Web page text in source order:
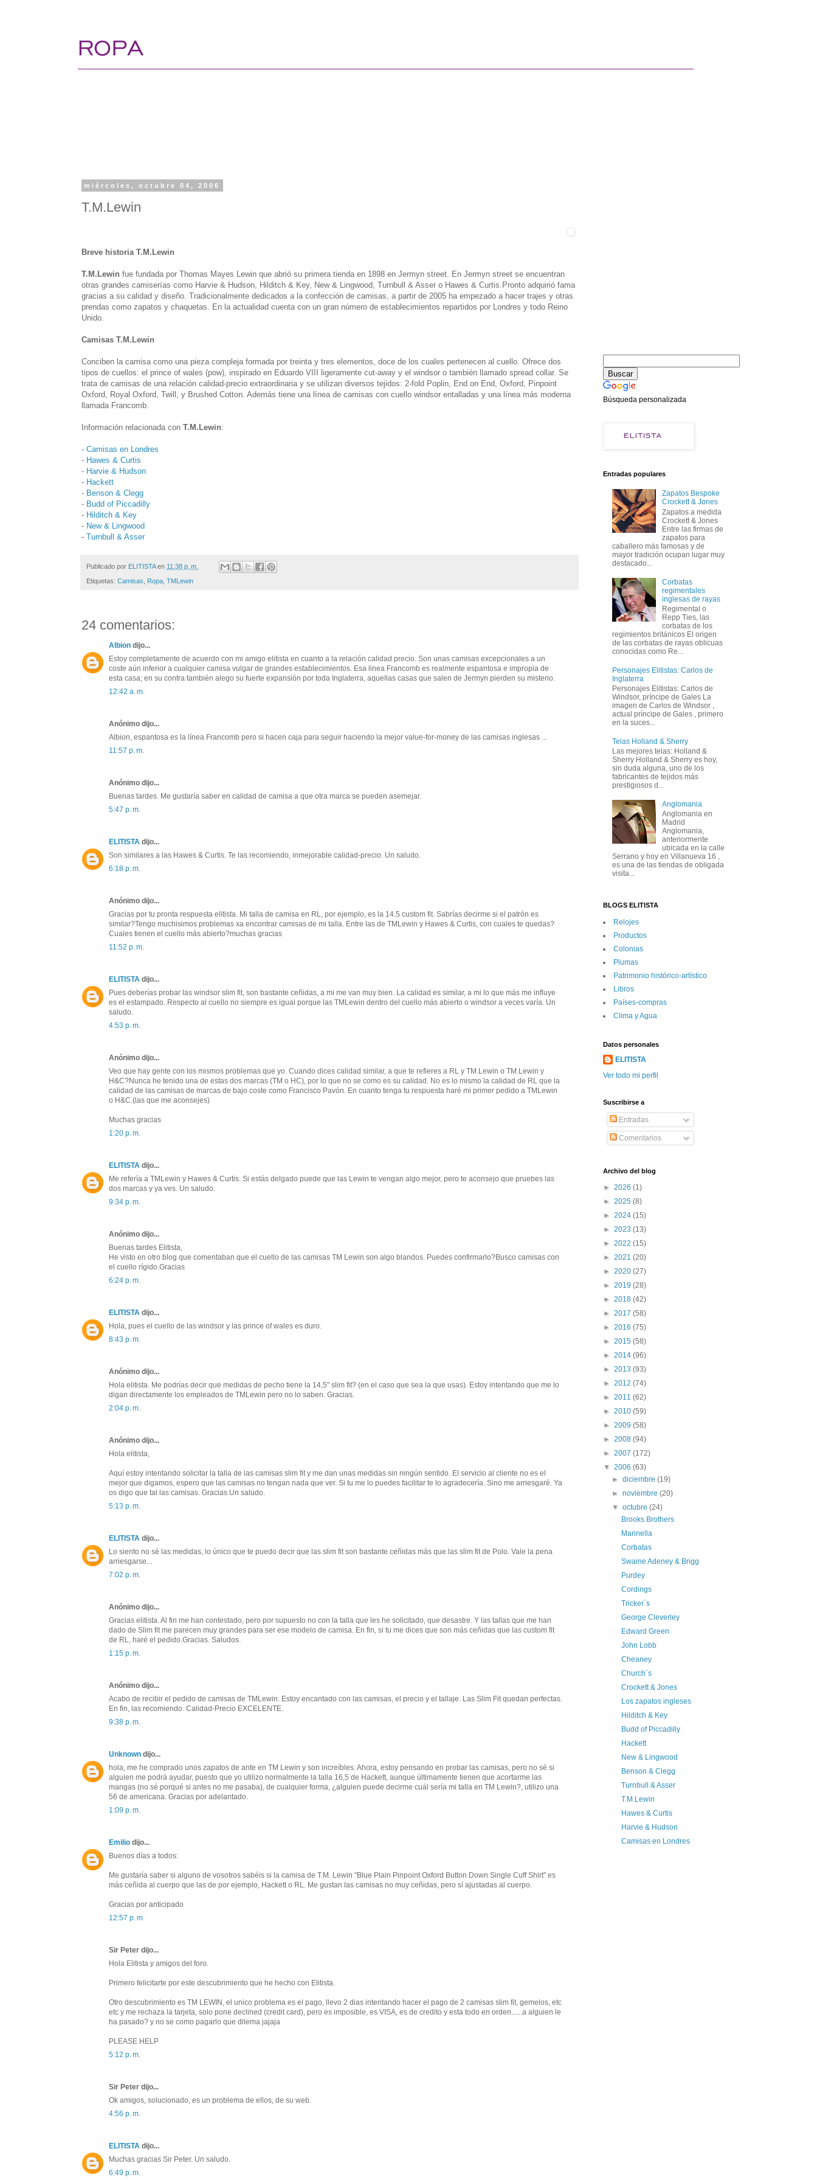
miércoles, octubre 04, 2006
T.M.Lewin
Breve historia T.M.Lewin
T.M.Lewin fue fundada por Thomas Mayes Lewin que abrió su primera tienda en 1898 en Jermyn street. En Jermyn street se encuentran
otras grandes camiserías como Harvie & Hudson, Hilditch & Key, New & Lingwood, Turnbull & Asser o Hawes & Curtis.Pronto adquirió fama
gracias a su calidad y diseño. Tradicionalmente dedicados a la confección de camisas, a partir de 2005 ha empezado a hacer trajes y otras
prendas como zapatos y chaquetas. En la actualidad cuenta con un gran número de establecimientos repartidos por Londres y todo Reino
Unido.
Camisas T.M.Lewin
Conciben la camisa como una pieza compleja formada por treinta y tres elementos, doce de los cuales pertenecen al cuello. Ofrece dos
tipos de cuellos: el prince of wales (pow), inspirado en Eduardo VIII ligeramente cut-away y el windsor o también llamado spread collar. Se
trata de camisas de una relación calidad-precio extraordinaria y se utilizan diversos tejidos: 2-fold Poplin, End on End, Oxford, Pinpoint
Oxford, Royal Oxford, Twill, y Brushed Cotton. Además tiene una línea de camisas con cuello windsor entalladas y una línea más moderna
llamada Francomb.
Información relacionada con T.M.Lewin:
- Camisas en Londres
- Hawes & Curtis
- Harvie & Hudson
- Hackett
- Benson & Clegg
- Budd of Piccadilly
- Hilditch & Key
- New & Lingwood
- Turnbull & Asser
Publicado por ELITISTA en 11:38 p. m.
Etiquetas: Camisas Ropa TMLewin
24 comentarios:
Albion dijo...
Estoy completamente de acuerdo con mi amigo elitista en cuanto a la relación calidad precio. Son unas camisas excepcionales a un
coste aún inferior a cualquier camisa vulgar de grandes establecimientos. Esa linea Francomb es realmente espantosa e impropia de
esta casa; en su contra también alego su fuerte expansión por toda Inglaterra, aquellas casas que salen de Jermyn pierden su misterio.
12:42 a. m.
Anónimo dijo...
Albion, espantosa es la línea Francomb pero si hacen caja para seguir haciendo la mejor value-for-money de las camisas inglesas ...
11:57 p. m.
Anónimo dijo...
Buenas tardes. Me gustaría saber en calidad de camisa a que otra marca se pueden asemejar.
5:47 p. m.
ELITISTA dijo...
Son similares a las Hawes & Curtis. Te las recomiendo, inmejorable calidad-precio. Un saludo.
6:18 p. m.
Anónimo dijo...
Gracias por tu pronta respuesta elitista. Mi talla de camisa en RL, por ejemplo, es la 14.5 custom fit. Sabrías decirme si el patrón es
similar?Tengo muchisimos problemas xa encontrar camisas de mi talla. Entre las de TMLewin y Hawes & Curtis, con cuales te quedas?
Cuales tienen el cuello más abierto?muchas gracias
11:52 p. m.
ELITISTA dijo...
Pues deberías probar las windsor slim fit, son bastante ceñidas, a mi me van muy bien. La calidad es similar, a mi lo que más me influye
es el estampado. Respecto al cuello no siempre es igual porque las TMLewin dentro del cuello más abierto o windsor a veces varía. Un
saludo.
4:53 p. m.
Anónimo dijo...
Veo que hay gente con los mismos problemas que yo. Cuando dices calidad similar, a que te refieres a RL y TM.Lewin o TM.Lewin y
H&C?Nunca he tenido una de estas dos marcas (TM o HC), por lo que no se como es su calidad. No es lo mismo la calidad de RL que la
calidad de las camisas de marcas de bajo coste como Francisco Pavón. En cuanto tenga tu respuesta haré mi primer pedido a TMLewin
o H&C.(las que me aconsejes)
Muchas gracias
1:20 p. m.
ELITISTA dijo...
Me refería a TMLewin y Hawes & Curtis. Si estás delgado puede que las Lewin te vengan algo mejor, pero te aconsejo que pruebes las
dos marcas y ya ves. Un saludo.
9:34 p. m.
Anónimo dijo...
Buenas tardes Elitista,
He visto en otro blog que comentaban que el cuello de las camisas TM Lewin son algo blandos. Puedes confirmarlo?Busco camisas con
el cuello rígido.Gracias
6:24 p. m.
ELITISTA dijo...
Hola, pues el cuello de las windsor y las prince of wales es duro.
8:43 p. m.
Anónimo dijo...
Hola elitista. Me podrías decir que medidas de pecho tiene la 14,5" slim fit? (en el caso que sea la que usas). Estoy intentando que me lo
digan directamente los empleados de TMLewin pero no lo saben. Gracias.
2:04 p. m.
Anónimo dijo...
Hola elitista,
Aquí estoy intentando solicitar la talla de las camisas slim fit y me dan unas medidas sin ningún sentido. El servicio al cliente no es el
mejor que digamos, espero que las camisas no tengan nada que ver. Si tu me lo puedes facilitar te lo agradecería. Sino me arriesgaré. Ya
os digo que tal las camisas. Gracias.Un saludo.
5:13 p. m.
ELITISTA dijo...
Lo siento no sé las medidas, lo único que te puedo decir que las slim fit son bastante ceñidas más que las slim fit de Polo. Vale la pena
arriesgarse...
7:02 p. m.
Anónimo dijo...
Gracias elitista. Al fin me han contestado, pero por supuesto no con la talla que les he solicitado, que desastre. Y las tallas que me han
dado de Slim fit me parecen muy grandes para ser ese modelo de camisa. En fin, si tu me dices que son más ceñidas que las custom fit
de RL, haré el pedido.Gracias. Saludos.
1:15 p. m.
Anónimo dijo...
Acabo de recibir el pedido de camisas de TMLewin. Estoy encantado con las camisas, el precio y el tallaje. Las Slim Fit quedan perfectas.
En fin, las recomiendo. Calidad-Precio EXCELENTE.
9:38 p. m.
Unknown dijo...
hola, me he comprado unos zapatos de ante en TM Lewin y son increíbles. Ahora, estoy pensando en probar las camisas, pero no sé si
alguien me podrá ayudar, puesto que yo utilizo normalmente la talla 16,5 de Hackett, aunque últimamente tienen que acortarme las
mangas (no sé porqué si antes no me pasaba), de cualquier forma, ¿alguien puede decirme cuál sería mi talla en TM Lewin?, utilizo una
56 de americana. Gracias por adelantado.
1:09 p. m.
Emilio dijo...
Buenos días a todos:
Me gustaría saber si alguno de vosotros sabéis si la camisa de T.M. Lewin "Blue Plain Pinpoint Oxford Button Down Single Cuff Shirt" es
más ceñida al cuerpo que las de por ejemplo, Hackett o RL. Me gustan las camisas no muy ceñidas, pero sí ajustadas al cuerpo.
Gracias por anticipado
12:57 p. m.
Sir Peter dijo...
Hola Elitista y amigos del foro.
Primero felicitarte por este descubrimiento que he hecho con Elitista.
Otro descubrimiento es TM LEWIN, el unico problema es el pago, llevo 2 dias intentando hacer el pago de 2 camisas slim fit, gemelos, etc
etc y me rechaza la tarjeta, solo pone declined (credit card), pero es imposible, es VISA, es de credito y esta todo en orden......a alguien le
ha pasado? y no se como pagarlo que dilema jajaja
PLEASE HELP
5:12 p. m.
Sir Peter dijo...
Ok amigos, solucionado, es un problema de ellos, de su web.
4:56 p. m.
ELITISTA dijo...
Muchas gracias Sir Peter. Un saludo.
6:49 p. m.
Búsqueda personalizada
Entradas populares
Zapatos Bespoke
Crockett & Jones
Zapatos a medida
Crockett & Jones
Entre las firmas de
zapatos para
caballero más famosas y de
mayor tradición ocupan lugar muy
destacado...
Corbatas
regimentales
inglesas de rayas
Regimental o
Repp Ties, las
corbatas de los
regimientos británicos El origen
de las corbatas de rayas oblicuas
conocidas como Re...
Personajes Elitistas: Carlos de
Inglaterra
Personajes Elitistas: Carlos de
Windsor, príncipe de Gales La
imagen de Carlos de Windsor ,
actual príncipe de Gales , primero
en la suces...
Telas Holland & Sherry
Las mejores telas: Holland &
Sherry Holland & Sherry es hoy,
sin duda alguna, uno de los
fabricantes de tejidos más
prestigiosos d...
Anglomania
Anglomania en
Madrid
Anglomania,
anteriormente
ubicada en la calle
Serrano y hoy en Villanueva 16 ,
es una de las tiendas de obligada
visita...
BLOGS ELITISTA
Relojes
Productos
Colonias
Plumas
Patrimonio histórico-artí­stico
Libros
Paí­ses-compras
Clima y Agua
Datos personales
ELITISTA
Ver todo mi perfil
Suscribirse a
Entradas
Comentarios
Archivo del blog
► 2026 (1)
► 2025 (8)
► 2024 (15)
► 2023 (13)
► 2022 (15)
► 2021 (20)
► 2020 (27)
► 2019 (28)
► 2018 (42)
► 2017 (58)
► 2016 (75)
► 2015 (58)
► 2014 (96)
► 2013 (93)
► 2012 (74)
► 2011 (62)
► 2010 (59)
► 2009 (58)
► 2008 (94)
► 2007 (172)
▼ 2006 (63)
►diciembre(19)
►noviembre(20)
▼octubre(24)
Brooks Brothers
Marinella
Corbatas
Swaine Adeney & Brigg
Purdey
Cordings
Tricker´s
George Cleverley
Edward Green
John Lobb
Cheaney
Church´s
Crockett & Jones
Los zapatos ingleses
Hilditch & Key
Budd of Piccadilly
Hackett
New & Lingwood
Benson & Clegg
Turnbull & Asser
T.M.Lewin
Hawes & Curtis
Harvie & Hudson
Camisas en Londres